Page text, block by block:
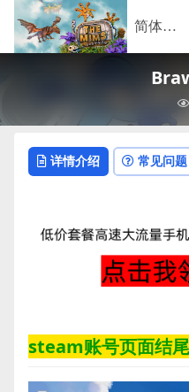
详情介绍 常见问题
steam账号页面结尾